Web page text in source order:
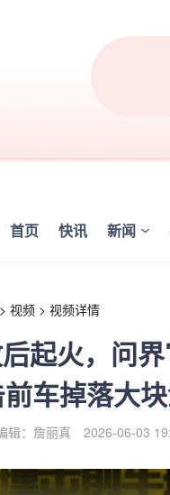
首页 快讯 新闻
> 视频 > 视频详情
起火，问
车掉落大
辑：詹丽真 2026-06-03